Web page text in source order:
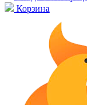
Корзина